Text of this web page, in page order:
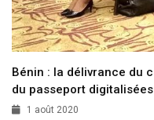
Bénin : la délivrance du
du passeport digitalisées
1 août 2020